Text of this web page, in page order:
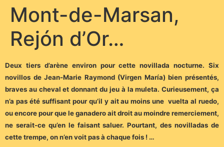
Mont-de-Marsan,
Rejón d’Or…
Deux tiers d’arène environ pour cette novillada nocturne. Six
novillos de Jean-Marie Raymond (Virgen María) bien présentés,
braves au cheval et donnant du jeu à la muleta. Curieusement, ça
n’a pas été suffisant pour qu’il y ait au moins une vuelta al ruedo,
ou encore pour que le ganadero ait droit au moindre remerciement,
ne serait-ce qu’en le faisant saluer. Pourtant, des novilladas de
cette trempe, on n’en voit pas à chaque fois ! …